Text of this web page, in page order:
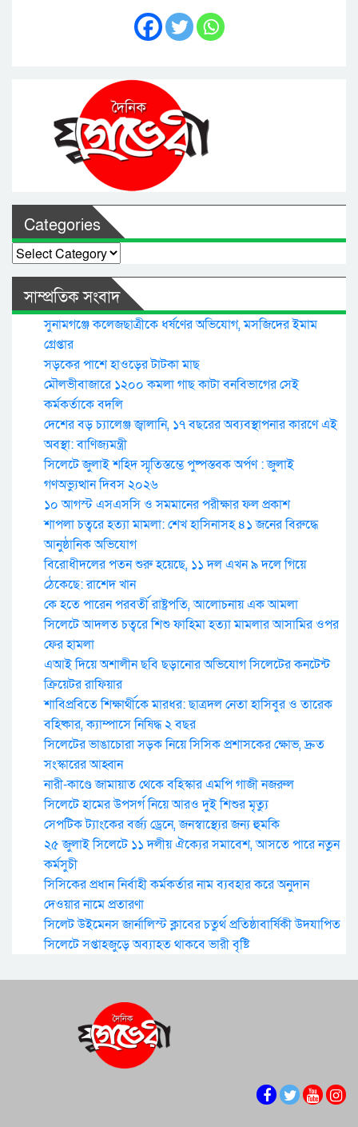
Categories
Categories
সাম্প্রতিক সংবাদ
সুনামগঞ্জে কলেজছাত্রীকে ধর্ষণের অভিযোগ, মসজিদের ইমাম
গ্রেপ্তার
সড়কের পাশে হাওড়ের টাটকা মাছ
মৌলভীবাজারে ১২০০ কমলা গাছ কাটা বনবিভাগের সেই
কর্মকর্তাকে বদলি
দেশের বড় চ্যালেঞ্জ জ্বালানি, ১৭ বছরের অব্যবস্থাপনার কারণে এই
অবস্থা: বাণিজ্যমন্ত্রী
সিলেটে জুলাই শহিদ স্মৃতিস্তম্ভে পুষ্পস্তবক অর্পণ : জুলাই
গণঅভ্যুত্থান দিবস ২০২৬
১০ আগস্ট এসএসসি ও সমমানের পরীক্ষার ফল প্রকাশ
শাপলা চত্বরে হত্যা মামলা: শেখ হাসিনাসহ ৪১ জনের বিরুদ্ধে
আনুষ্ঠানিক অভিযোগ
বিরোধীদলের পতন শুরু হয়েছে, ১১ দল এখন ৯ দলে গিয়ে
ঠেকেছে: রাশেদ খান
কে হতে পারেন পরবর্তী রাষ্ট্রপতি, আলোচনায় এক আমলা
সিলেটে আদলত চত্বরে শিশু ফাহিমা হত্যা মামলার আসামির ওপর
ফের হামলা
এআই দিয়ে অশালীন ছবি ছড়ানোর অভিযোগ সিলেটের কনটেন্ট
ক্রিয়েটর রাফিয়ার
শাবিপ্রবিতে শিক্ষার্থীকে মারধর: ছাত্রদল নেতা হাসিবুর ও তারেক
বহিষ্কার, ক্যাম্পাসে নিষিদ্ধ ২ বছর
সিলেটের ভাঙাচোরা সড়ক নিয়ে সিসিক প্রশাসকের ক্ষোভ, দ্রুত
সংস্কারের আহ্বান
নারী-কাণ্ডে জামায়াত থেকে বহিস্কার এমপি গাজী নজরুল
সিলেটে হামের উপসর্গ নিয়ে আরও দুই শিশুর মৃত্যু
সেপটিক ট্যাংকের বর্জ্য ড্রেনে, জনস্বাস্থ্যের জন্য হুমকি
২৫ জুলাই সিলেটে ১১ দলীয় ঐক্যের সমাবেশ, আসতে পারে নতুন
কর্মসুচী
সিসিকের প্রধান নির্বাহী কর্মকর্তার নাম ব্যবহার করে অনুদান
দেওয়ার নামে প্রতারণা
সিলেট উইমেনস জার্নালিস্ট ক্লাবের চতুর্থ প্রতিষ্ঠাবার্ষিকী উদযাপিত
সিলেটে সপ্তাহজুড়ে অব্যাহত থাকবে ভারী বৃষ্টি